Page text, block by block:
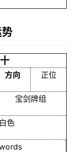
方向 正位
宝剑牌组
色